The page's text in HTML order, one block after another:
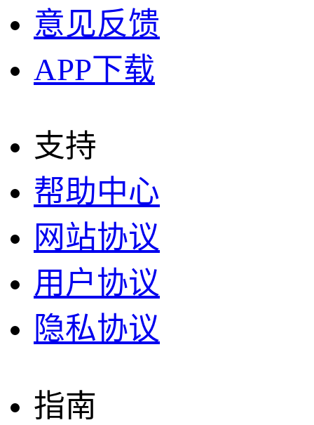
意见反馈
APP下载
支持
帮助中心
网站协议
用户协议
隐私协议
指南